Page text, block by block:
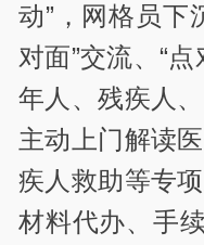
动”，网格员下
对面”交流、“
年人、残疾人
主动上门解读
疾人救助等专
材料代办、手